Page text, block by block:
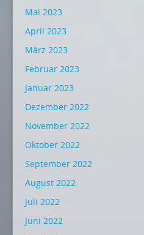
Mai 2023
April 2023
März 2023
Februar 2023
Januar 2023
Dezember 2022
November 2022
Oktober 2022
September 2022
August 2022
Juli 2022
Juni 2022